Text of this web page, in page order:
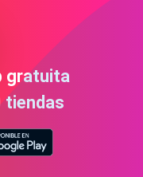
gratuita
tiendas